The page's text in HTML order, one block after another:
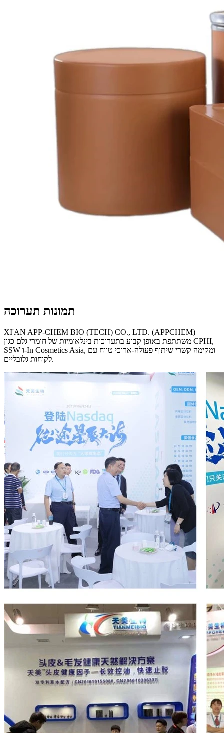
תמונות תערוכה
XI'AN APP-CHEM BIO (TECH) CO., LTD. (APPCHEM)
משתתפת באופן קבוע בתערוכות בינלאומיות של חומרי גלם כגון CPHI,
SSW ו-In Cosmetics Asia, ומקימה קשרי שיתוף פעולה-ארוכי טווח עם
לקוחות גלובליים.